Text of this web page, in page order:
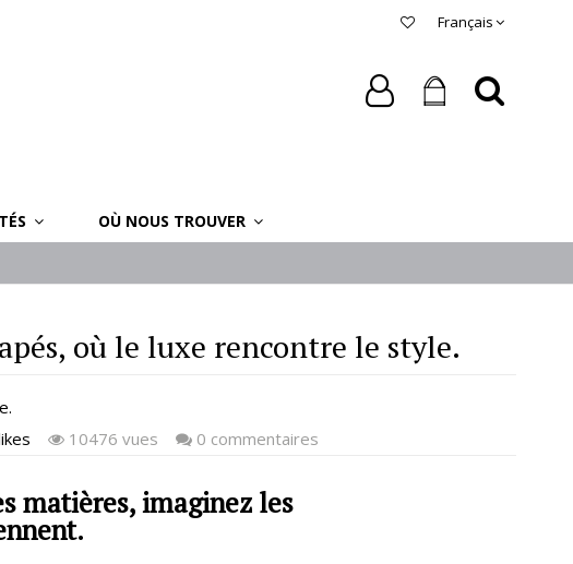
Français
OÙ NOUS TROUVER
où le luxe rencontre le style.
10476 vues 0 commentaires
matières, imaginez les